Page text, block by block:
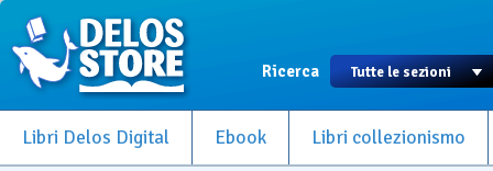
Ricerca
Libri Delos Digital Ebook Libri collezionismo